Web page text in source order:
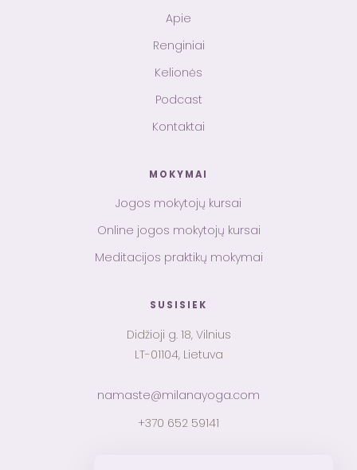
Apie
Renginiai
Kelionės
Podcast
Kontaktai
MOKYMAI
Jogos mokytojų kursai
Online jogos mokytojų kursai
Meditacijos praktikų mokymai
SUSISIEK
Didžioji g. 18, Vilnius
LT-01104, Lietuva
namaste@milanayoga.com
+370 652 59141